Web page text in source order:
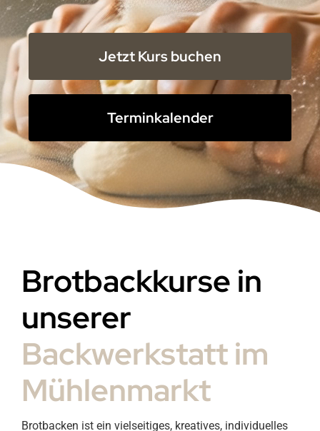
Jetzt Kurs buchen
Terminkalender
Brotbackkurse in
unserer
Backwerkstatt im
Mühlenmarkt
Brotbacken ist ein vielseitiges, kreatives, individuelles